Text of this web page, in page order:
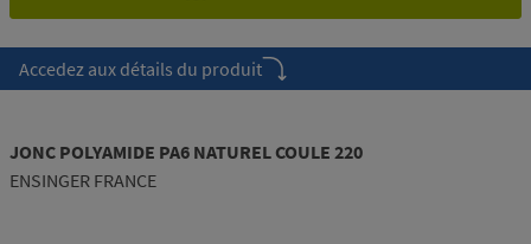
Accedez aux détails du produit
JONC POLYAMIDE PA6 NATUREL COULE 220
ENSINGER FRANCE